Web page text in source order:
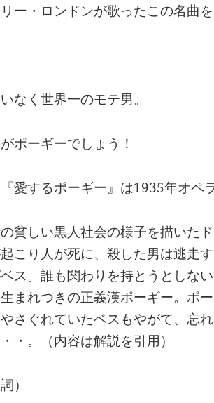
ー・ロンドンが歌ったこの名曲
なく世界一のモテ男。
ポーギーでしょう！
愛するポーギー』は1935年オペ
貧しい黒人社会の様子を描いた
こり人が死に、殺した男は逃走
ス。誰も関わりを持とうとしな
まれつきの正義漢ポーギー。ポ
さぐれていたベスもやがて、忘
・。（内容は解説を引用）
）